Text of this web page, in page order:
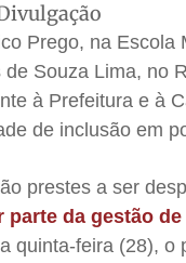
Prego, na Escola
Souza Lima, no
à Prefeitura e à
de inclusão em
prestes a ser
da gestão
quinta-feira (28), o